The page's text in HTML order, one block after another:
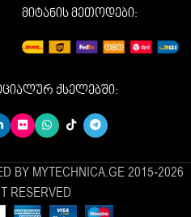
მიტანის მეთოდები:
ქსელებში:
BY MYTECHNICA.GE 2015-2026
RESERVED